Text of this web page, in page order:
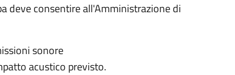
deve consentire all'Amministrazione di
sonore
acustico previsto.